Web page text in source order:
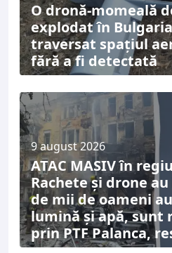
O dronă-momeală
explodat în
traversat spațiul
fără a fi detectată
9 august 2026
ATAC MASIV în
Rachete și drone
de mii de oameni
lumină și apă, sunt
prin PTF Palanca,